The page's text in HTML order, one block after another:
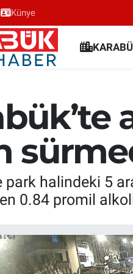
Künye
park halindeki 5
0.84 promil
Haritası
ve Fikstür